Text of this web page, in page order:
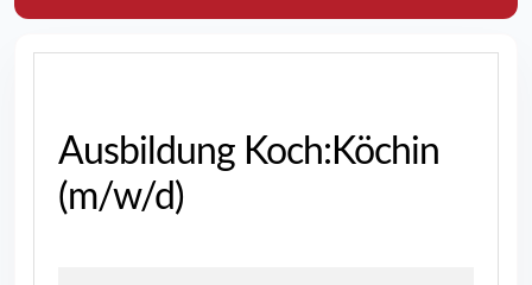
Ausbildung Koch:Köchin
(m/w/d)